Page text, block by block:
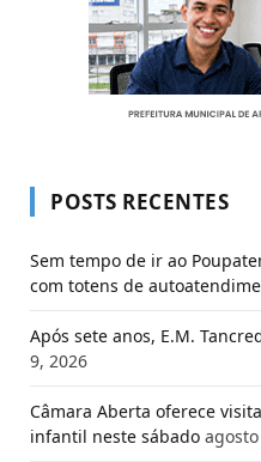
POSTS RECENTES
Sem tempo de ir ao
com totens de
Após sete anos, E.M.
9, 2026
Câmara Aberta oferece
infantil neste sábado